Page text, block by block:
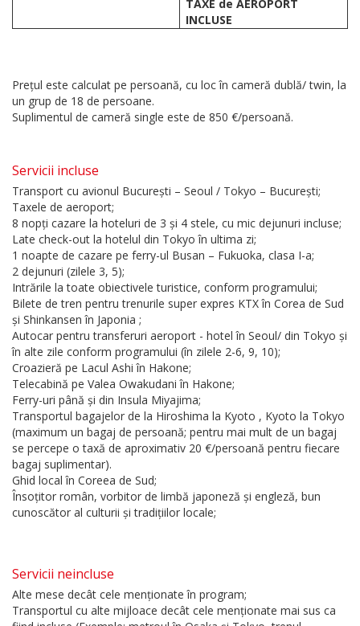
TAXE de AEROPORT
INCLUSE
Prețul este calculat pe persoană, cu loc în cameră dublă/ twin, la
un grup de 18 de persoane.
Suplimentul de cameră single este de 850 €/persoană.
Servicii incluse
Transport cu avionul București – Seoul / Tokyo – București;
Taxele de aeroport;
8 nopți cazare la hoteluri de 3 și 4 stele, cu mic dejunuri incluse;
Late check-out la hotelul din Tokyo în ultima zi;
1 noapte de cazare pe ferry-ul Busan – Fukuoka, clasa I-a;
2 dejunuri (zilele 3, 5);
Intrările la toate obiectivele turistice, conform programului;
Bilete de tren pentru trenurile super expres KTX în Corea de Sud
și Shinkansen în Japonia ;
Autocar pentru transferuri aeroport - hotel în Seoul/ din Tokyo și
în alte zile conform programului (în zilele 2-6, 9, 10);
Croazieră pe Lacul Ashi în Hakone;
Telecabină pe Valea Owakudani în Hakone;
Ferry-uri până și din Insula Miyajima;
Transportul bagajelor de la Hiroshima la Kyoto , Kyoto la Tokyo
(maximum un bagaj de persoană; pentru mai mult de un bagaj
se percepe o taxă de aproximativ 20 €/persoană pentru fiecare
bagaj suplimentar).
Ghid local în Coreea de Sud;
Însoțitor român, vorbitor de limbă japoneză și engleză, bun
cunoscător al culturii și tradițiilor locale;
Servicii neincluse
Alte mese decât cele menționate în program;
Transportul cu alte mijloace decât cele menționate mai sus ca